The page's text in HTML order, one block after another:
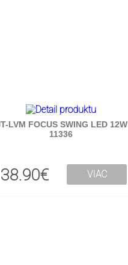
LVM FOCUS SWING LED 12W
11336
38.90€ VIAC